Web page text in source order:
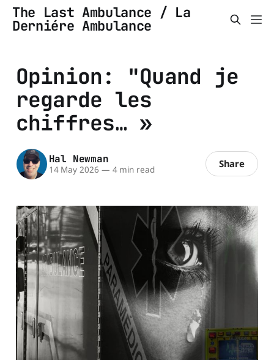
The Last Ambulance / La
Derniére Ambulance
Opinion: "Quand je
regarde les
chiffres… »
Hal Newman
14 May 2026 — 4 min read Share